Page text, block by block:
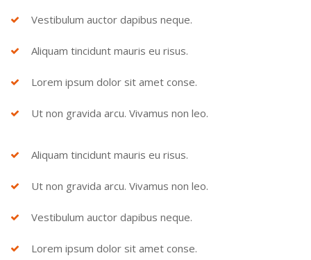
Vestibulum auctor dapibus neque.
Aliquam tincidunt mauris eu risus.
Lorem ipsum dolor sit amet conse.
Ut non gravida arcu. Vivamus non leo.
Aliquam tincidunt mauris eu risus.
Ut non gravida arcu. Vivamus non leo.
Vestibulum auctor dapibus neque.
Lorem ipsum dolor sit amet conse.